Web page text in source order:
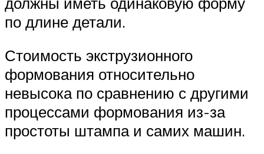
по длине детали.
Стоимость экструзионного
формования относительно
невысока по сравнению с другими
процессами формования из-за
простоты штампа и самих машин.